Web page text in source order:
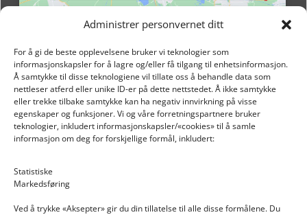
Administrer personvernet ditt
For å gi de beste opplevelsene bruker vi teknologier som
informasjonskapsler for å lagre og/eller få tilgang til enhetsinformasjon.
Å samtykke til disse teknologiene vil tillate oss å behandle data som
nettleser atferd eller unike ID-er på dette nettstedet. Å ikke samtykke
eller trekke tilbake samtykke kan ha negativ innvirkning på visse
egenskaper og funksjoner. Vi og våre forretningspartnere bruker
teknologier, inkludert informasjonskapsler/«cookies» til å samle
informasjon om deg for forskjellige formål, inkludert:
Statistiske
Markedsføring
Ved å trykke «Aksepter» gir du din tillatelse til alle disse formålene. Du